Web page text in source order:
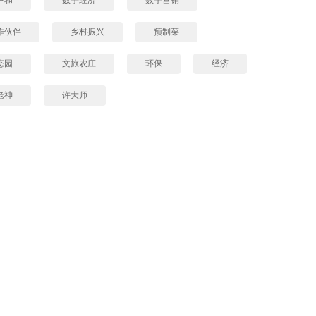
伙伴 乡村振兴 预制菜
园 文旅农庄 环保 经济
神 许大师